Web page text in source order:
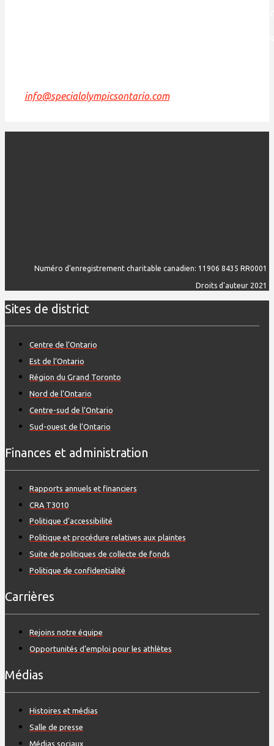
info@specialolympicsontario.com.
Numéro d'enregistrement charitable canadien: 11906 8435 RR0001
Droits d'auteur 2021
Sites de district
Centre de l’Ontario
Est de l’Ontario
Région du Grand Toronto
Nord de l’Ontario
Centre-sud de l’Ontario
Sud-ouest de l’Ontario
Finances et administration
Rapports annuels et financiers
CRA T3010
Politique d’accessibilité
Politique et procédure relatives aux plaintes
Suite de politiques de collecte de fonds
Politique de confidentialité
Carrières
Rejoins notre équipe
Opportunités d’emploi pour les athlètes
Médias
Histoires et médias
Salle de presse
Médias sociaux